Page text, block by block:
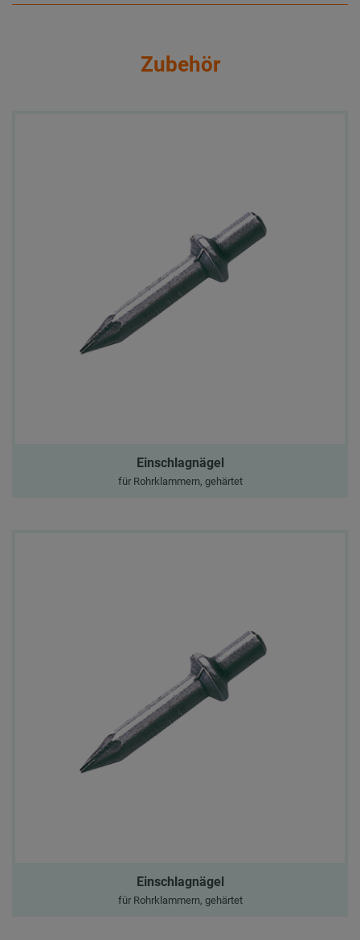
Zubehör
Einschlagnägel
für Rohrklammern, gehärtet
Einschlagnägel
für Rohrklammern, gehärtet